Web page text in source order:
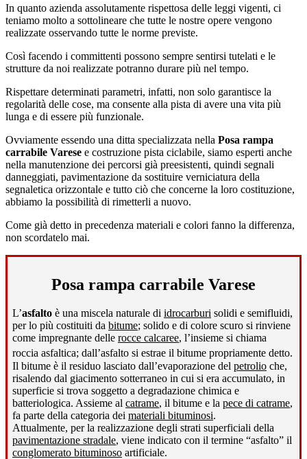
In quanto azienda assolutamente rispettosa delle leggi vigenti, ci
teniamo molto a sottolineare che tutte le nostre opere vengono
realizzate osservando tutte le norme previste.
Così facendo i committenti possono sempre sentirsi tutelati e le
strutture da noi realizzate potranno durare più nel tempo.
Rispettare determinati parametri, infatti, non solo garantisce la
regolarità delle cose, ma consente alla pista di avere una vita più
lunga e di essere più funzionale.
Ovviamente essendo una ditta specializzata nella Posa rampa
carrabile Varese e costruzione pista ciclabile, siamo esperti anche
nella manutenzione dei percorsi già preesistenti, quindi segnali
danneggiati, pavimentazione da sostituire verniciatura della
segnaletica orizzontale e tutto ciò che concerne la loro costituzione,
abbiamo la possibilità di rimetterli a nuovo.
Come già detto in precedenza materiali e colori fanno la differenza,
non scordatelo mai.
Posa rampa carrabile Varese
L’asfalto è una miscela naturale di idrocarburi solidi e semifluidi,
per lo più costituiti da bitume; solido e di colore scuro si rinviene
come impregnante delle rocce calcaree, l’insieme si chiama
roccia asfaltica; dall’asfalto si estrae il bitume propriamente detto.
Il bitume è il residuo lasciato dall’evaporazione del petrolio che,
risalendo dal giacimento sotterraneo in cui si era accumulato, in
superficie si trova soggetto a degradazione chimica e
batteriologica. Assieme al catrame, il bitume e la pece di catrame,
fa parte della categoria dei materiali bituminosi.
Attualmente, per la realizzazione degli strati superficiali della
pavimentazione stradale, viene indicato con il termine “asfalto” il
conglomerato bituminoso artificiale.